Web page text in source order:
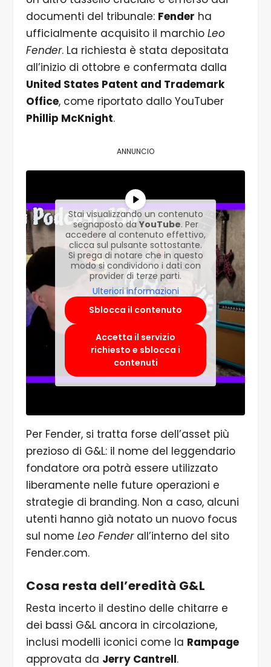
documenti del tribunale: Fender ha
ufficialmente acquisito il marchio Leo
Fender. La richiesta è stata depositata
all’inizio di ottobre e confermata dalla
United States Patent and Trademark
Office, come riportato dallo YouTuber
Phillip McKnight.
ANNUNCIO
Stai visualizzando un contenuto
segnaposto daYouTube. Per
accedere al contenuto effettivo,
clicca sul pulsante sottostante.
Si prega di notare che in questo
modo si condividono i dati con
provider di terze parti.
Ulteriori informazioni
Sblocca il contenuto
Accetta il servizio
richiesto e sblocca i
contenuti
Per Fender, si tratta forse dell’asset più
prezioso di G&L: il nome del leggendario
fondatore ora potrà essere utilizzato
liberamente nelle future operazioni e
strategie di branding. Non a caso, alcuni
utenti hanno già notato un nuovo focus
sul nome Leo Fenderall’interno del sito
Fender.com.
Cosa resta dell’eredità G&L
Resta incerto il destino delle chitarre e
dei bassi G&L ancora in circolazione,
inclusi modelli iconici come la Rampage
approvata da Jerry Cantrell.